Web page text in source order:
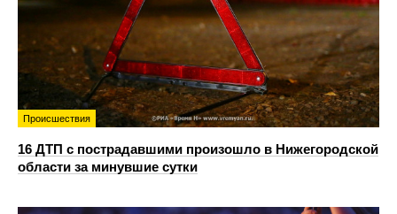
Происшествия
16 ДТП с пострадавшими произошло в Нижегородской
области за минувшие сутки